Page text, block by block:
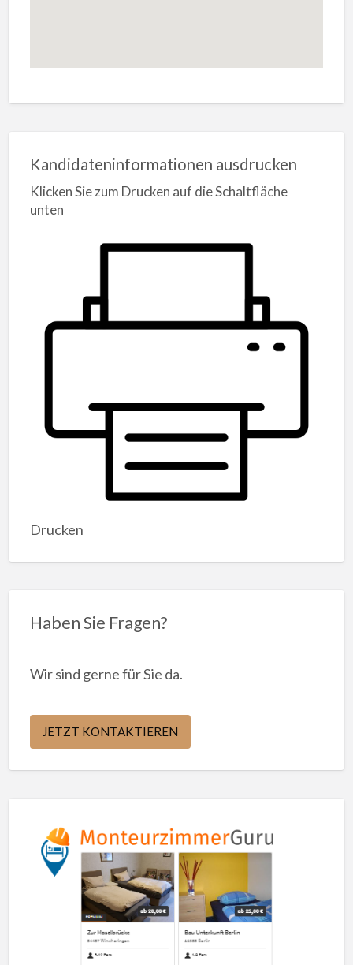
Kandidateninformationen ausdrucken
Klicken Sie zum Drucken auf die Schaltfläche
unten
Drucken
Haben Sie Fragen?
Wir sind gerne für Sie da.
JETZT KONTAKTIEREN